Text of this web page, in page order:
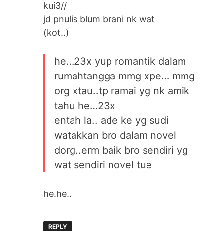
kui3//
jd pnulis blum brani nk wat
(kot..)
he…23x yup romantik dalam
rumahtangga mmg xpe… mmg
org xtau..tp ramai yg nk amik
tahu he…23x
entah la.. ade ke yg sudi
watakkan bro dalam novel
dorg..erm baik bro sendiri yg
wat sendiri novel tue
he.he..
REPLY